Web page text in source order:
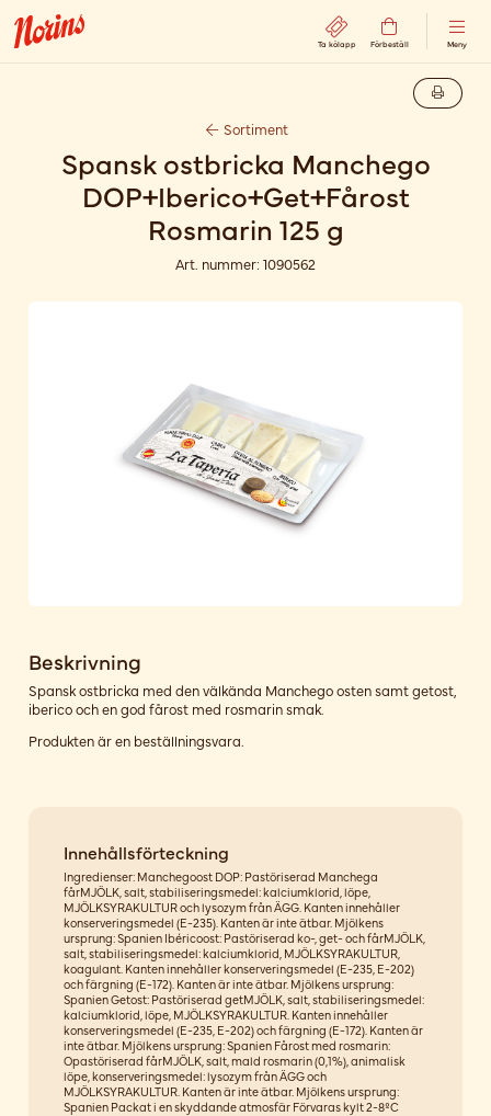
Ta kölapp Förbeställ Meny
Sortiment
Spansk ostbricka Manchego
DOP+Iberico+Get+Fårost
Rosmarin 125 g
Art. nummer: 1090562
Beskrivning
Spansk ostbricka med den välkända Manchego osten samt getost,
iberico och en god fårost med rosmarin smak.
Produkten är en beställningsvara.
Innehållsförteckning
Ingredienser: Manchegoost DOP: Pastöriserad Manchega
fårMJÖLK, salt, stabiliseringsmedel: kalciumklorid, löpe,
MJÖLKSYRAKULTUR och lysozym från ÄGG. Kanten innehåller
konserveringsmedel (E-235). Kanten är inte ätbar. Mjölkens
ursprung: Spanien Ibéricoost: Pastöriserad ko-, get- och fårMJÖLK,
salt, stabiliseringsmedel: kalciumklorid, MJÖLKSYRAKULTUR,
koagulant. Kanten innehåller konserveringsmedel (E-235, E-202)
och färgning (E-172). Kanten är inte ätbar. Mjölkens ursprung:
Spanien Getost: Pastöriserad getMJÖLK, salt, stabiliseringsmedel:
kalciumklorid, löpe, MJÖLKSYRAKULTUR. Kanten innehåller
konserveringsmedel (E-235, E-202) och färgning (E-172). Kanten är
inte ätbar. Mjölkens ursprung: Spanien Fårost med rosmarin:
Opastöriserad fårMJÖLK, salt, mald rosmarin (0,1%), animalisk
löpe, konserveringsmedel: lysozym från ÄGG och
MJÖLKSYRAKULTUR. Kanten är inte ätbar. Mjölkens ursprung:
Spanien Packat i en skyddande atmosfär Förvaras kylt 2-8ºC